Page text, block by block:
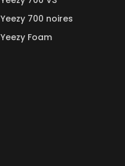
Yeezy 700 noires
Yeezy Foam